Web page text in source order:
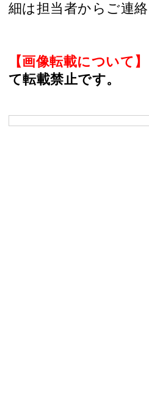
細は担当者からご連
【画像転載について】
て転載禁止です。